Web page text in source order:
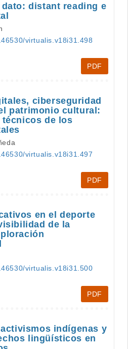
distant reading e
virtualis.v18i31.498
PDF
ciberseguridad
patrimonio cultural:
de los
virtualis.v18i31.497
PDF
en el deporte
de la
virtualis.v18i31.500
PDF
indígenas y
lingüísticos en